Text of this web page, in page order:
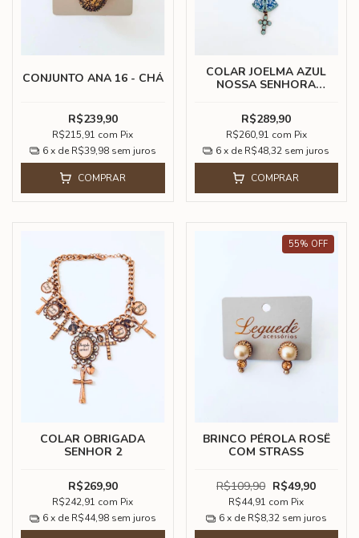
CONJUNTO ANA 16 - CHÁ
R$239,90
R$215,91 com Pix
6 x de R$39,98 sem juros
COMPRAR
COLAR JOELMA AZUL
NOSSA SENHORA
R$289,90
R$260,91 com Pix
6 x de R$48,32 sem juros
COMPRAR
COLAR OBRIGADA
SENHOR 2
R$269,90
R$242,91 com Pix
6 x de R$44,98 sem juros
55% OFF
BRINCO PÉROLA ROSÊ
COM STRASS
R$109,90 R$49,90
R$44,91 com Pix
6 x de R$8,32 sem juros